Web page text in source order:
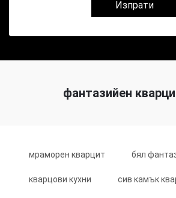
Изпрати
фантазийен
мраморен кварцит бял
кварцови кухни сив камък